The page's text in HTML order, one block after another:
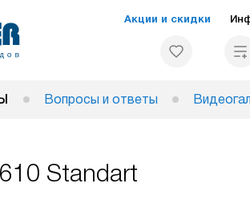
Акции и скидки
Вопросы и ответы
Standart